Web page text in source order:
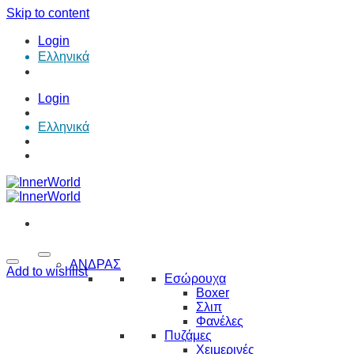
Skip to content
Login
Ελληνικά
Login
Ελληνικά
ΑΝΔΡΑΣ
Εσώρουχα
Boxer
Σλιπ
Φανέλες
Πυζάμες
Χειμερινές
Add to wishlist